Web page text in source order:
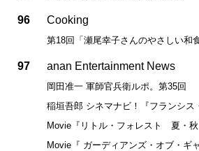
96 Cooking
第18回「瀬尾幸子さんのやさしい和食
97 anan Entertainment News
岡田准一 軍師官兵衛ルポ。第35回
稲垣吾郎 シネマナビ！『フランシス
Movie『リトル・フォレスト 夏・秋
Movie『 ガーディアンズ・オブ・ギ